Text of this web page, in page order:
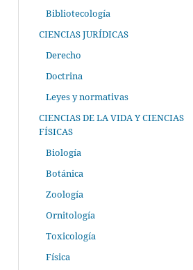
Bibliotecología
CIENCIAS JURÍDICAS
Derecho
Doctrina
Leyes y normativas
CIENCIAS DE LA VIDA Y CIENCIAS
FÍSICAS
Biología
Botánica
Zoología
Ornitología
Toxicología
Física